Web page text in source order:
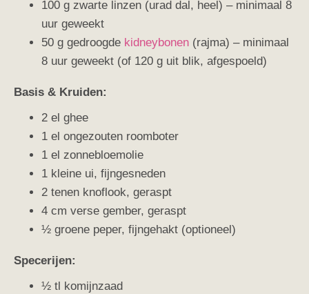
100 g zwarte linzen (urad dal, heel) – minimaal 8
uur geweekt
50 g gedroogde kidneybonen (rajma) – minimaal
8 uur geweekt (of 120 g uit blik, afgespoeld)
Basis & Kruiden:
2 el ghee
1 el ongezouten roomboter
1 el zonnebloemolie
1 kleine ui, fijngesneden
2 tenen knoflook, geraspt
4 cm verse gember, geraspt
½ groene peper, fijngehakt (optioneel)
Specerijen:
½ tl komijnzaad